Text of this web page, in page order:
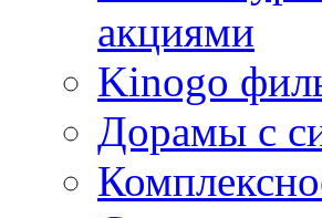
акциями
Kinogo
Дорамы с